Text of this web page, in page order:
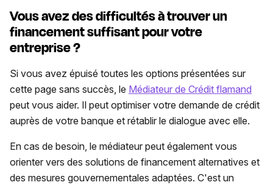
Vous avez des difficultés à trouver un
financement suffisant pour votre
entreprise ?
Si vous avez épuisé toutes les options présentées sur
cette page sans succès, le Médiateur de Crédit flamand
peut vous aider. Il peut optimiser votre demande de crédit
auprès de votre banque et rétablir le dialogue avec elle.
En cas de besoin, le médiateur peut également vous
orienter vers des solutions de financement alternatives et
des mesures gouvernementales adaptées. C'est un